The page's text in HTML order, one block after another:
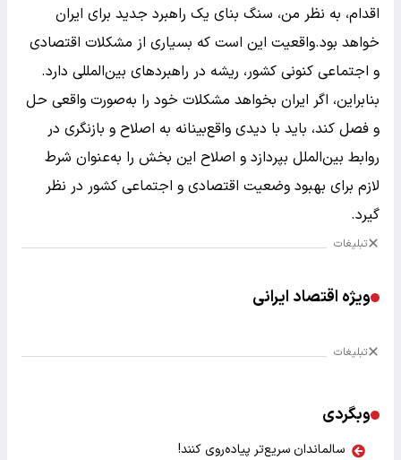
اقدام، به نظر من، سنگ بنای یک راهبرد جدید برای ایران
خواهد بود.واقعیت این است که بسیاری از مشکلات اقتصادی
و اجتماعی کنونی کشور، ریشه در راهبردهای بین‌المللی دارد.
بنابراین، اگر ایران بخواهد مشکلات خود را به‌صورت واقعی حل
و فصل کند، باید با دیدی واقع‌بینانه به اصلاح و بازنگری در
روابط بین‌الملل بپردازد و اصلاح این بخش را به‌عنوان شرط
لازم برای بهبود وضعیت اقتصادی و اجتماعی کشور در نظر
گیرد.
تبلیغات
ویژه اقتصاد ایرانی
تبلیغات
وبگردی
سالماندان سریع‌تر پیاده‌روی کنند!